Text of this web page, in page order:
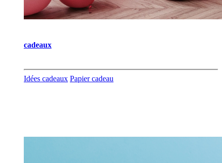
cadeaux
Idées cadeaux Papier cadeau